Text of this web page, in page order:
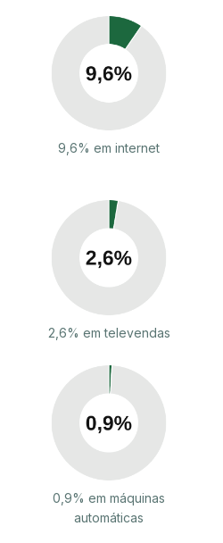
9,6% em internet
2,6% em televendas
0,9% em máquinas
automáticas